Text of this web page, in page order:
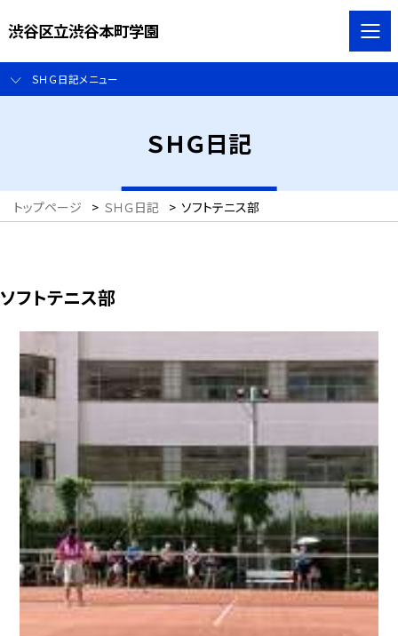
渋谷区立渋谷本町学園
ＳＨＧ日記メニュー
ＳＨＧ日記
トップページ > ＳＨＧ日記 > ソフトテニス部
ソフトテニス部